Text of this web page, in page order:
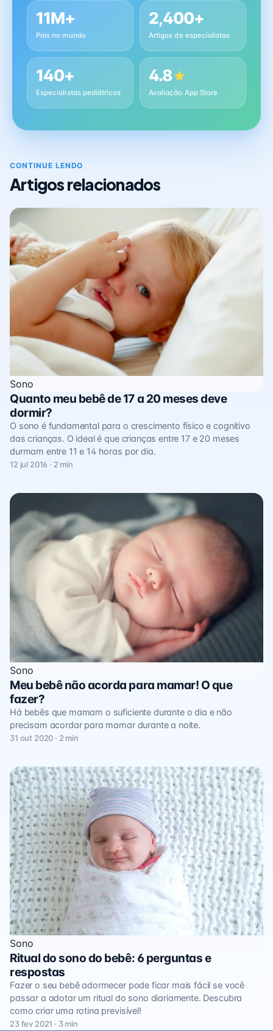
11M+
Pais no mundo
2,400+
Artigos de especialistas
140+
Especialistas pediátricos
4.8★
Avaliação App Store
CONTINUE LENDO
Artigos relacionados
Sono
Quanto meu bebê de 17 a 20 meses deve
dormir?
O sono é fundamental para o crescimento físico e cognitivo
das crianças. O ideal é que crianças entre 17 e 20 meses
durmam entre 11 e 14 horas por dia.
12 jul 2016 · 2 min
Sono
Meu bebê não acorda para mamar! O que
fazer?
Há bebês que mamam o suficiente durante o dia e não
precisam acordar para mamar durante a noite.
31 out 2020 · 2 min
Sono
Ritual do sono do bebê: 6 perguntas e
respostas
Fazer o seu bebê adormecer pode ficar mais fácil se você
passar a adotar um ritual do sono diariamente. Descubra
como criar uma rotina previsível!
23 fev 2021 · 3 min